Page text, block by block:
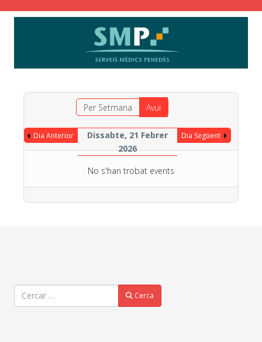
Per Setmana Avui
Dia Anterior
Dissabte, 21 Febrer
2026
Dia Següent
No s'han trobat events
Cercar Cerca